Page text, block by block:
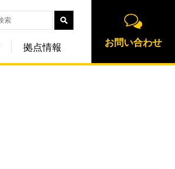
拠点情報 お問い合わせ